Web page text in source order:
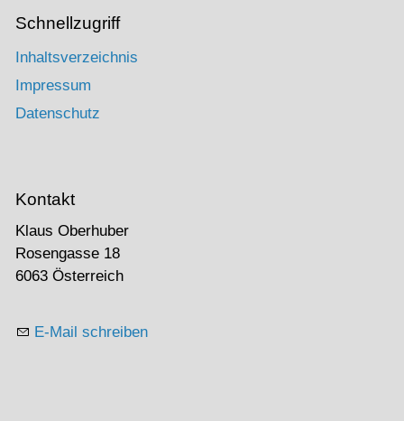
Schnellzugriff
Inhaltsverzeichnis
Impressum
Datenschutz
Kontakt
Klaus Oberhuber
Rosengasse 18
6063 Österreich
E-Mail schreiben